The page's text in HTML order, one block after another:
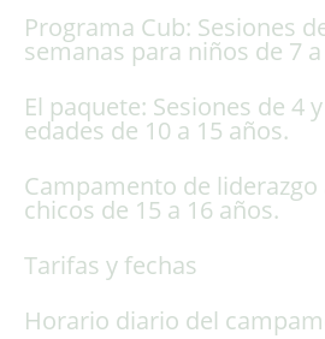
Programa Cub: Sesiones
semanas para niños de 7
El paquete: Sesiones de 4
edades de 10 a 15 años.
Campamento de
chicos de 15 a 16 años.
Tarifas y fechas
Horario diario del